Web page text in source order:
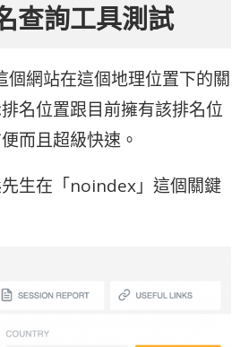
查詢工具測試
個網站在這個地理位置下的關
名位置跟目前擁有該排名位
而且超級快速。
生在「noindex」這個關鍵